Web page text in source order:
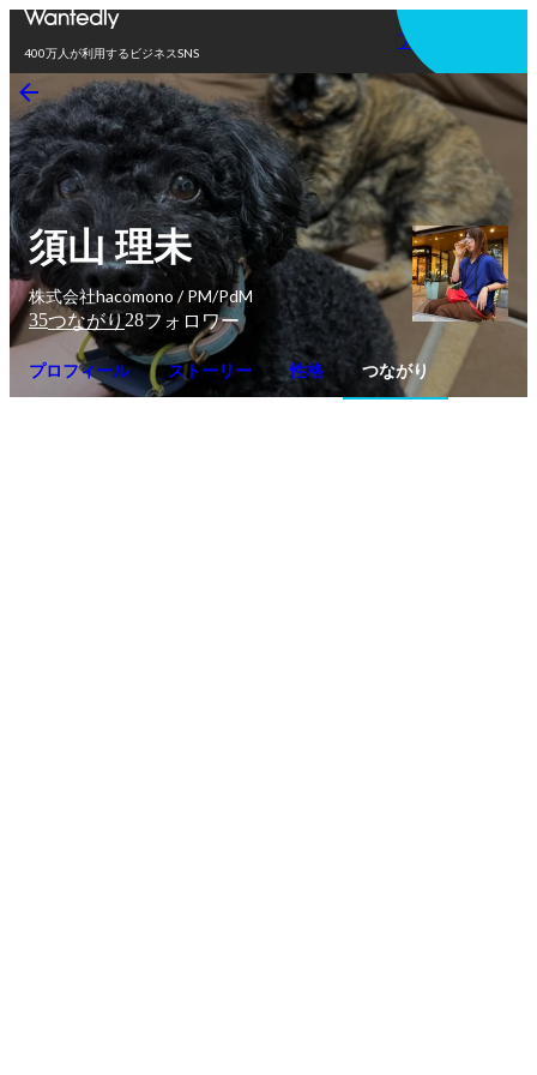
400万人が利用するビジネスSNS
アプリを使う
須山 理未
株式会社hacomono / PM/PdM
35つながり 28フォロワー
プロフィール ストーリー 性格 つながり